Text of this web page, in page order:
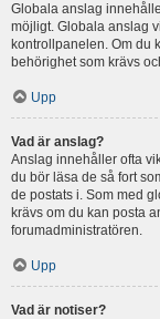
Globala anslag
möjligt. Globala anslag
kontrollpanelen. Om du
behörighet som krävs
Upp
Vad är anslag?
Anslag innehåller ofta
du bör läsa de så fort
de postats i. Som med
krävs om du kan posta
forumadministratören.
Upp
Vad är notiser?